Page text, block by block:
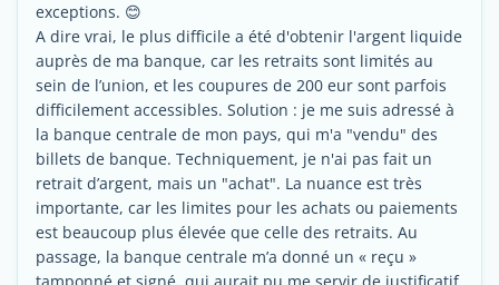
exceptions. 😊
A dire vrai, le plus difficile a été d'obtenir l'argent liquide
auprès de ma banque, car les retraits sont limités au
sein de l’union, et les coupures de 200 eur sont parfois
difficilement accessibles. Solution : je me suis adressé à
la banque centrale de mon pays, qui m'a "vendu" des
billets de banque. Techniquement, je n'ai pas fait un
retrait d’argent, mais un "achat". La nuance est très
importante, car les limites pour les achats ou paiements
est beaucoup plus élevée que celle des retraits. Au
passage, la banque centrale m’a donné un « reçu »